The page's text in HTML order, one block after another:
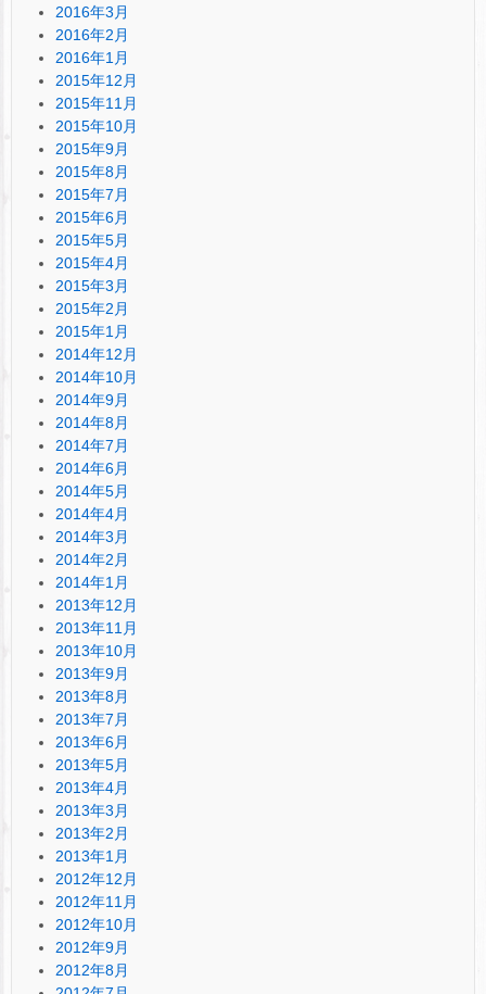
2016年3月
2016年2月
2016年1月
2015年12月
2015年11月
2015年10月
2015年9月
2015年8月
2015年7月
2015年6月
2015年5月
2015年4月
2015年3月
2015年2月
2015年1月
2014年12月
2014年10月
2014年9月
2014年8月
2014年7月
2014年6月
2014年5月
2014年4月
2014年3月
2014年2月
2014年1月
2013年12月
2013年11月
2013年10月
2013年9月
2013年8月
2013年7月
2013年6月
2013年5月
2013年4月
2013年3月
2013年2月
2013年1月
2012年12月
2012年11月
2012年10月
2012年9月
2012年8月